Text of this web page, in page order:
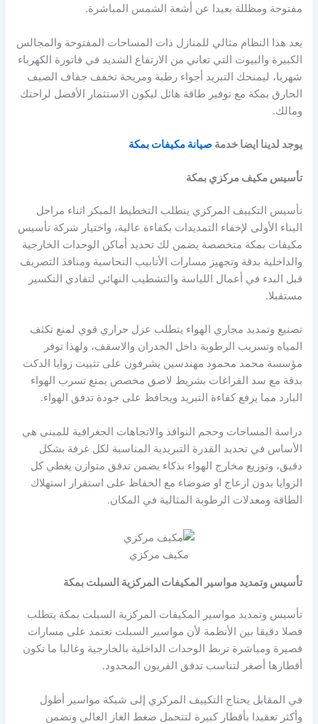
مفتوحة ومظللة بعيدا عن أشعة الشمس المباشرة.
يعد هذا النظام مثالي للمنازل ذات المساحات المفتوحة والمجالس
الكبيرة والبيوت التي تعاني من الارتفاع الشديد في فاتورة الكهرباء
شهريا، ليمنحك التبريد أجواء رطبة ومريحة تخفف جفاف الصيف
الحارق بمكة مع توفير طاقة هائل ليكون الاستثمار الأفضل لراحتك
ومالك.
يوجد لدينا ايضا خدمةصيانة مكيفات بمكة
تأسيس مكيف مركزي بمكة
تأسيس التكييف المركزي يتطلب التخطيط المبكر اثناء مراحل
البناء الأولى لإخفاء التمديدات بكفاءة عالية، واختيار شركة تأسيس
مكيفات بمكة متخصصة يضمن لك تحديد أماكن الوحدات الخارجية
والداخلية بدقة وتجهيز مسارات الأنابيب النحاسية ومنافذ التصريف
قبل البدء في أعمال اللياسة والتشطيب النهائي لتفادي التكسير
مستقبلا.
تصنيع وتمديد مجاري الهواء يتطلب عزل حراري قوي لمنع تكثف
المياه وتسريب الرطوبة داخل الجدران والاسقف، ولهذا توفر
مؤسسة محمد محمود مهندسين يشرفون على تثبيت زوايا الدكت
بدقة مع سد الفراغات بشريط لاصق مخصص يمنع تسرب الهواء
البارد مما يرفع كفاءة التبريد ويحافظ على جودة تدفق الهواء.
دراسة المساحات وحجم النوافذ والاتجاهات الجغرافية للمبنى هي
الأساس في تحديد القدرة التبريدية المناسبة لكل غرفة بشكل
دقيق، وتوزيع مخارج الهواء بذكاء يضمن تدفق متوازن يغطي كل
الزوايا بدون ازعاج او ضوضاء مع الحفاظ على استقرار استهلاك
الطاقة ومعدلات الرطوبة المثالية في المكان.
مكيف مركزي
تأسيس وتمديد مواسير المكيفات المركزية السبلت بمكة
تأسيس وتمديد مواسير المكيفات المركزية السبلت بمكة يتطلب
فصلا دقيقا بين الأنظمة لأن مواسير السبلت تعتمد على مسارات
قصيرة ومباشرة تربط الوحدات الداخلية بالخارجية وغالبا ما تكون
أقطارها أصغر لتناسب تدفق الفريون المحدود.
في المقابل يحتاج التكييف المركزي إلى شبكة مواسير أطول
وأكثر تعقيدا بأقطار كبيرة لتتحمل ضغط الغاز العالي وتضمن